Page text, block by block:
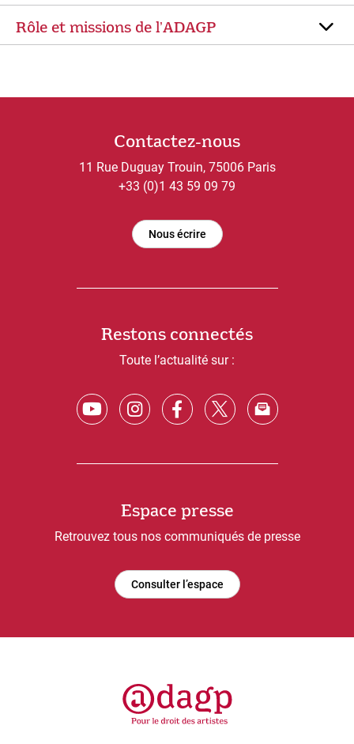
Rôle et missions de lʼADAGP
Contactez-nous
11 Rue Duguay Trouin, 75006 Paris
+33 (0)1 43 59 09 79
Nous écrire
Restons connectés
Toute l’actualité sur :
Espace presse
Retrouvez tous nos communiqués de presse
Consulter l’espace